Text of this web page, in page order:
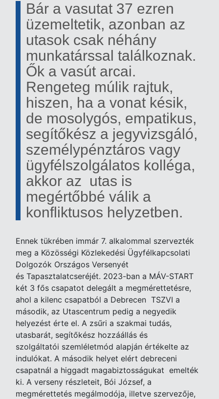
Bár a vasutat 37 ezren
üzemeltetik, azonban az
utasok csak néhány
munkatárssal találkoznak.
Ők a vasút arcai.
Rengeteg múlik rajtuk,
hiszen, ha a vonat késik,
de mosolygós, empatikus,
segítőkész a jegyvizsgáló,
személypénztáros vagy
ügyfélszolgálatos kolléga,
akkor az utas is
megértőbbé válik a
konfliktusos helyzetben.
Ennek tükrében immár 7. alkalommal szervezték
meg a Közösségi Közlekedési Ügyfélkapcsolati
Dolgozók Országos Versenyét
és Tapasztalatcseréjét. 2023-ban a MÁV-START
két 3 fős csapatot delegált a megmérettetésre,
ahol a kilenc csapatból a Debrecen TSZVI a
második, az Utascentrum pedig a negyedik
helyezést érte el. A zsűri a szakmai tudás,
utasbarát, segítőkész hozzáállás és
szolgáltatói szemléletmód alapján értékelte az
indulókat. A második helyet elért debreceni
csapatnál a higgadt magabiztosságukat emelték
ki. A verseny részleteit, Bói József, a
megmérettetés megálmodója, illetve szervezője,